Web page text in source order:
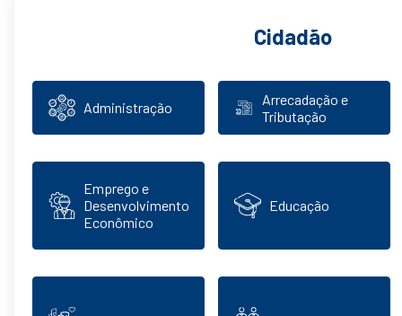
Cidadão
Administração
Arrecadação e
Tributação
Emprego e
Desenvolvimento
Econômico
Educação